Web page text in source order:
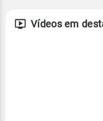
Vídeos em